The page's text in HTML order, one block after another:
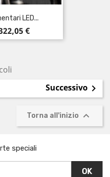
LED...
€
Successivo 
Torna all'inizio 
speciali